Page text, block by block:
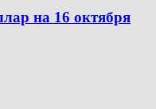
на 16 октября